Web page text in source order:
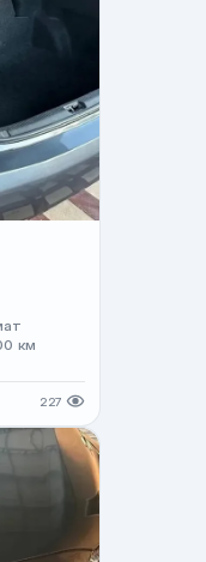
км
227